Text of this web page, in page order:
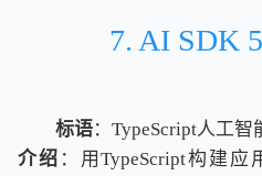
7. AI SDK
标语：TypeScript人工智
介绍 ：用TypeScript构建